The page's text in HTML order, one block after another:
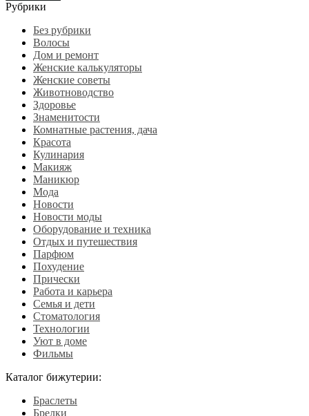
Рубрики
Без рубрики
Волосы
Дом и ремонт
Женские калькуляторы
Женские советы
Животноводство
Здоровье
Знаменитости
Комнатные растения, дача
Красота
Кулинария
Макияж
Маникюр
Мода
Новости
Новости моды
Оборудование и техника
Отдых и путешествия
Парфюм
Похудение
Прически
Работа и карьера
Семья и дети
Стоматология
Технологии
Уют в доме
Фильмы
Каталог бижутерии:
Браслеты
Брелки